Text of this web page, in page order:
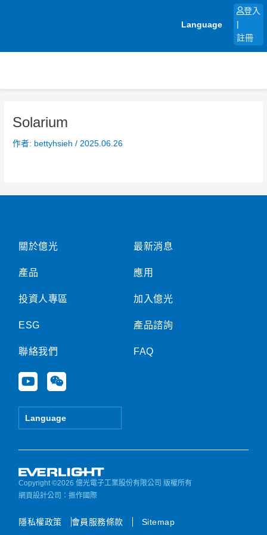
Language
登入
註冊
Solarium
作者: bettyhsieh/ 2025.06.26
關於億光
產品
投資人專區
ESG
聯絡我們
Y
o
u
e
W
e
i
Language
最新消息
應用
加入億光
產品諮詢
FAQ
Copyright ©2026 億光電子工業股份有限公司 版權所有
網頁設計公司 ：振作國際
隱私權政策 會員服務條款 Sitemap